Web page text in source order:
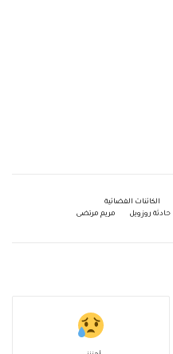
الكائنات الفضائية
حادثة روزويل مريم مرتضى